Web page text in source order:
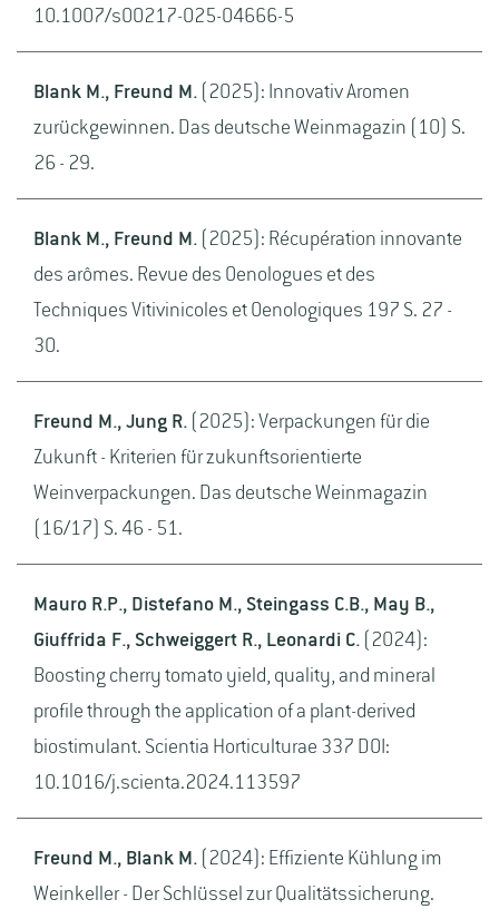
10.1007/s00217-025-04666-5
Blank M., Freund M. (2025): Innovativ Aromen
zurückgewinnen. Das deutsche Weinmagazin (10) S.
26 - 29.
Blank M., Freund M. (2025): Récupération innovante
des arômes. Revue des Oenologues et des
Techniques Vitivinicoles et Oenologiques 197 S. 27 -
30.
Freund M., Jung R. (2025): Verpackungen für die
Zukunft - Kriterien für zukunftsorientierte
Weinverpackungen. Das deutsche Weinmagazin
(16/17) S. 46 - 51.
Mauro R.P., Distefano M., Steingass C.B., May B.,
Giuffrida F., Schweiggert R., Leonardi C. (2024):
Boosting cherry tomato yield, quality, and mineral
profile through the application of a plant-derived
biostimulant. Scientia Horticulturae 337 DOI:
10.1016/j.scienta.2024.113597
Freund M., Blank M. (2024): Effiziente Kühlung im
Weinkeller - Der Schlüssel zur Qualitätssicherung.